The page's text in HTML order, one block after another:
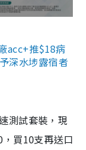
acc+推$18病
深水埗露宿者
測試套裝，現
買10支再送口